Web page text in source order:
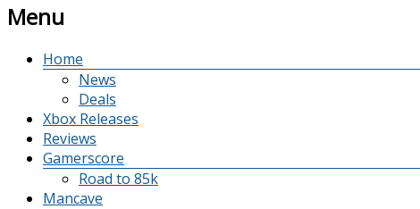
Menu
Home
News
Deals
Xbox Releases
Reviews
Gamerscore
Road to 85k
Mancave